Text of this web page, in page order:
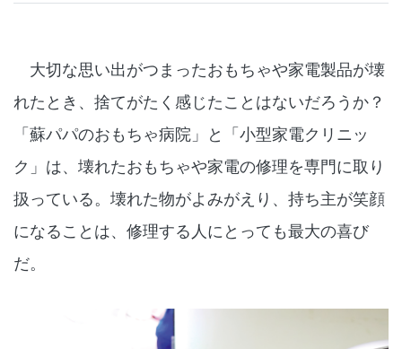
大切な思い出がつまったおもちゃや家電製品が壊
れたとき、捨てがたく感じたことはないだろうか？
「蘇パパのおもちゃ病院」と「小型家電クリニッ
ク」は、壊れたおもちゃや家電の修理を専門に取り
扱っている。壊れた物がよみがえり、持ち主が笑顔
になることは、修理する人にとっても最大の喜び
だ。